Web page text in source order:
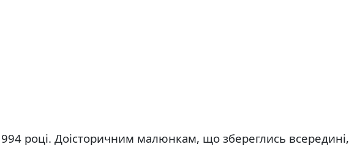
році. Доісторичним малюнкам, що збереглись всередині,